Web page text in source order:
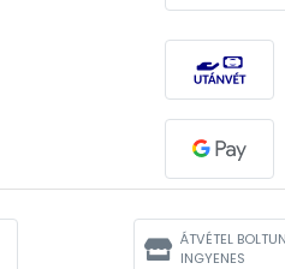
ÁTVÉTEL
INGYENES